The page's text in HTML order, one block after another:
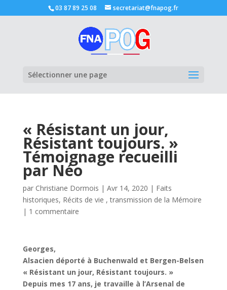
03 87 89 25 08 secretariat@fnapog.fr
Sélectionner une page
« Résistant un jour,
Résistant toujours. »
Témoignage recueilli
par Néo
par Christiane Dormois | Avr 14, 2020 | Faits
historiques, Récits de vie , transmission de la Mémoire
| 1 commentaire
Georges,
Alsacien déporté à Buchenwald et Bergen-Belsen
« Résistant un jour, Résistant toujours. »
Depuis mes 17 ans, je travaille à l’Arsenal de